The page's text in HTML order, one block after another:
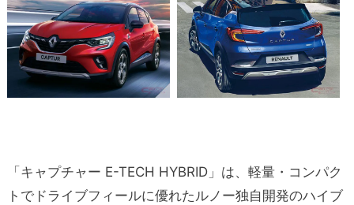
「キャプチャー E-TECH HYBRID」は、軽量・コンパク
トでドライブフィールに優れたルノー独自開発のハイブ